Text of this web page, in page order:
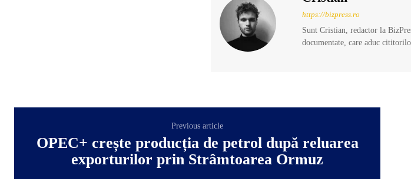
https://bizpress.ro
Sunt Cristian, redactor la
documentate, care aduc
Previous article
OPEC+ crește producția de petrol după reluarea
exporturilor prin Strâmtoarea Ormuz